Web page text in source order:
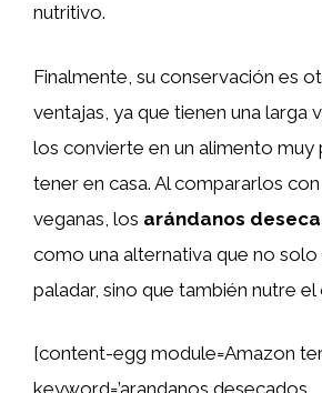
nutritivo.
Finalmente, su conservación es
ventajas, ya que tienen una larga
los convierte en un alimento muy
tener en casa. Al compararlos
veganas, los arándanos
como una alternativa que no solo
paladar, sino que también nutre el
[content-egg module=Amazon
keyword=’arandanos desecados